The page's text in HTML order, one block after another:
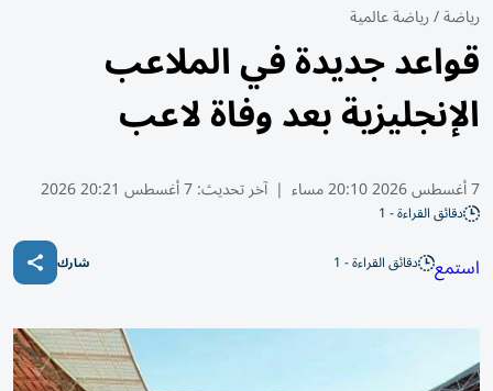
رياضة/رياضة عالمية
قواعد جديدة في الملاعب
الإنجليزية بعد وفاة لاعب
7 أغسطس 2026 20:10 مساء | آخر تحديث:7 أغسطس 20:21 2026
دقائق القراءة - 1
استمع دقائق القراءة - 1 شارك